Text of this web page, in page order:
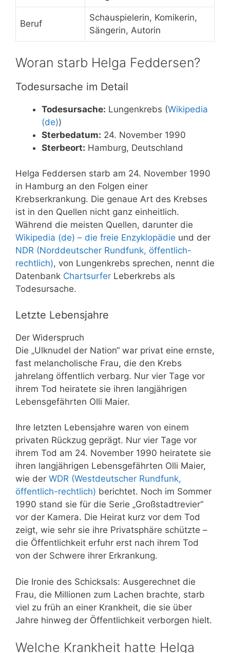
Beruf
Schauspielerin, Komikerin,
Sängerin, Autorin
Woran starb Helga Feddersen?
Todesursache im Detail
Todesursache: Lungenkrebs (Wikipedia
(de))
Sterbedatum: 24. November 1990
Sterbeort: Hamburg, Deutschland
Helga Feddersen starb am 24. November 1990
in Hamburg an den Folgen einer
Krebserkrankung. Die genaue Art des Krebses
ist in den Quellen nicht ganz einheitlich.
Während die meisten Quellen, darunter die
Wikipedia (de) – die freie Enzyklopädie und der
NDR (Norddeutscher Rundfunk, öffentlich-
rechtlich), von Lungenkrebs sprechen, nennt die
Datenbank Chartsurfer Leberkrebs als
Todesursache.
Letzte Lebensjahre
Der Widerspruch
Die „Ulknudel der Nation“ war privat eine ernste,
fast melancholische Frau, die den Krebs
jahrelang öffentlich verbarg. Nur vier Tage vor
ihrem Tod heiratete sie ihren langjährigen
Lebensgefährten Olli Maier.
Ihre letzten Lebensjahre waren von einem
privaten Rückzug geprägt. Nur vier Tage vor
ihrem Tod am 24. November 1990 heiratete sie
ihren langjährigen Lebensgefährten Olli Maier,
wie der WDR (Westdeutscher Rundfunk,
öffentlich-rechtlich) berichtet. Noch im Sommer
1990 stand sie für die Serie „Großstadtrevier“
vor der Kamera. Die Heirat kurz vor dem Tod
zeigt, wie sehr sie ihre Privatsphäre schützte –
die Öffentlichkeit erfuhr erst nach ihrem Tod
von der Schwere ihrer Erkrankung.
Die Ironie des Schicksals: Ausgerechnet die
Frau, die Millionen zum Lachen brachte, starb
viel zu früh an einer Krankheit, die sie über
Jahre hinweg der Öffentlichkeit verborgen hielt.
Welche Krankheit hatte Helga